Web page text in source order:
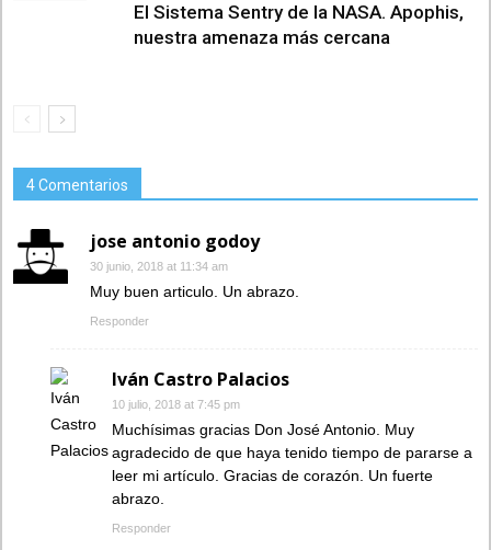
El Sistema Sentry de la NASA. Apophis,
nuestra amenaza más cercana
4 Comentarios
jose antonio godoy
30 junio, 2018 at 11:34 am
Muy buen articulo. Un abrazo.
Responder
Iván Castro Palacios
10 julio, 2018 at 7:45 pm
Muchísimas gracias Don José Antonio. Muy
agradecido de que haya tenido tiempo de pararse a
leer mi artículo. Gracias de corazón. Un fuerte
abrazo.
Responder